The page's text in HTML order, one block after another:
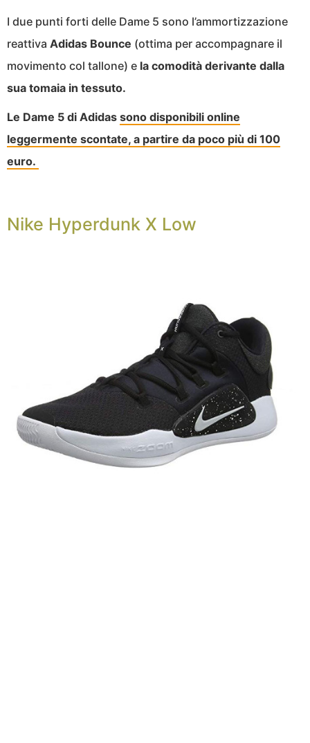
I due punti forti delle Dame 5 sono l’ammortizzazione
reattiva Adidas Bounce (ottima per accompagnare il
movimento col tallone) e la comodità derivante dalla
sua tomaia in tessuto.
Le Dame 5 di Adidas sono disponibili online
leggermente scontate, a partire da poco più di 100
euro.
Nike Hyperdunk X Low